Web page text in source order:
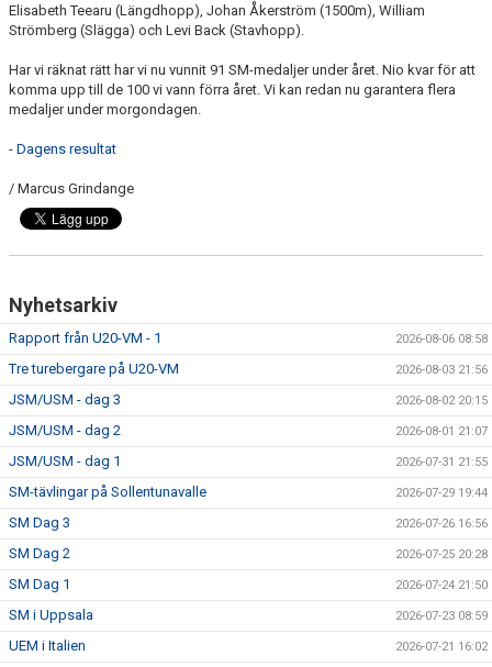
Elisabeth Teearu (Längdhopp), Johan Åkerström (1500m), William
Strömberg (Slägga) och Levi Back (Stavhopp).
Har vi räknat rätt har vi nu vunnit 91 SM-medaljer under året. Nio kvar för att
komma upp till de 100 vi vann förra året. Vi kan redan nu garantera flera
medaljer under morgondagen.
- Dagens resultat
/ Marcus Grindange
Nyhetsarkiv
Rapport från U20-VM - 1 2026-08-06 08:58
Tre turebergare på U20-VM 2026-08-03 21:56
JSM/USM - dag 3 2026-08-02 20:15
JSM/USM - dag 2 2026-08-01 21:07
JSM/USM - dag 1 2026-07-31 21:55
SM-tävlingar på Sollentunavalle 2026-07-29 19:44
SM Dag 3 2026-07-26 16:56
SM Dag 2 2026-07-25 20:28
SM Dag 1 2026-07-24 21:50
SM i Uppsala 2026-07-23 08:59
UEM i Italien 2026-07-21 16:02